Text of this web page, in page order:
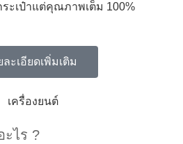
ะเป๋าแต่คุณภาพเต็ม 100%
ละเอียดเพิ่มเติม
ไร ?